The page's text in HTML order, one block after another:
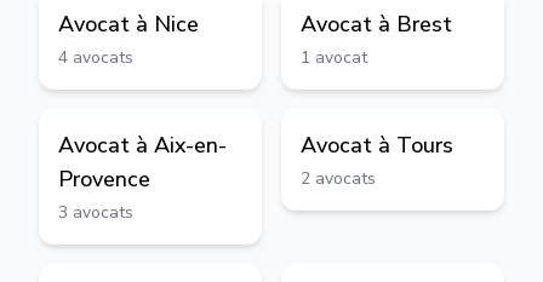
Avocat à Nice
4 avocats
Avocat à Brest
1 avocat
Avocat à Aix-en-
Provence
3 avocats
Avocat à Tours
2 avocats